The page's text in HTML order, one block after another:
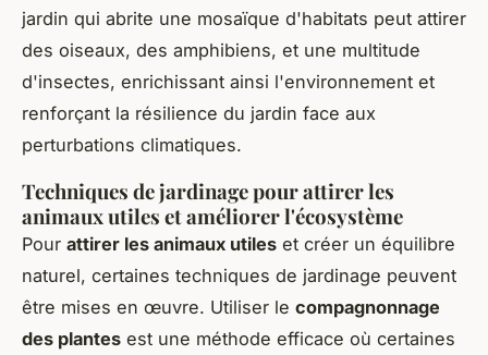
jardin qui abrite une mosaïque d'habitats peut attirer
des oiseaux, des amphibiens, et une multitude
d'insectes, enrichissant ainsi l'environnement et
renforçant la résilience du jardin face aux
perturbations climatiques.
Techniques de jardinage pour attirer les
animaux utiles et améliorer l'écosystème
Pour attirer les animaux utiles et créer un équilibre
naturel, certaines techniques de jardinage peuvent
être mises en œuvre. Utiliser le compagnonnage
des plantes est une méthode efficace où certaines